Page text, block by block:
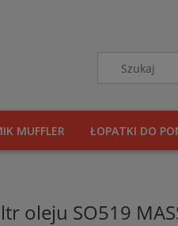
MUFFLER ŁOPATKI DO
oleju SO519